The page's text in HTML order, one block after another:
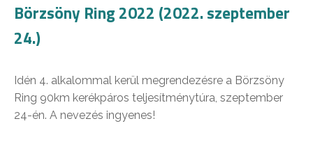
Börzsöny Ring 2022 (2022. szeptember
24.)
Idén 4. alkalommal kerül megrendezésre a Börzsöny
Ring 90km kerékpáros teljesítménytúra, szeptember
24-én. A nevezés ingyenes!